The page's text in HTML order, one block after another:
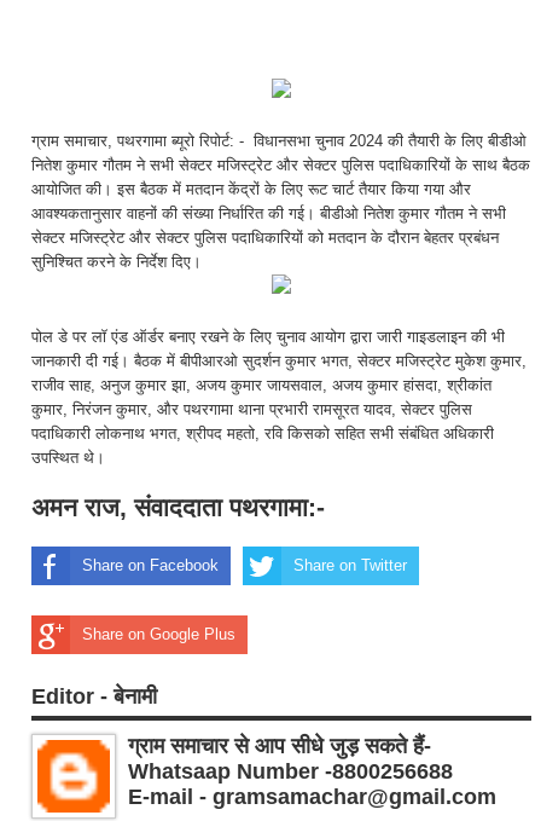
ग्राम समाचार, पथरगामा ब्यूरो रिपोर्ट: - विधानसभा चुनाव 2024 की तैयारी के लिए बीडीओ
नितेश कुमार गौतम ने सभी सेक्टर मजिस्ट्रेट और सेक्टर पुलिस पदाधिकारियों के साथ बैठक
आयोजित की। इस बैठक में मतदान केंद्रों के लिए रूट चार्ट तैयार किया गया और
आवश्यकतानुसार वाहनों की संख्या निर्धारित की गई। बीडीओ नितेश कुमार गौतम ने सभी
सेक्टर मजिस्ट्रेट और सेक्टर पुलिस पदाधिकारियों को मतदान के दौरान बेहतर प्रबंधन
सुनिश्चित करने के निर्देश दिए।
पोल डे पर लॉ एंड ऑर्डर बनाए रखने के लिए चुनाव आयोग द्वारा जारी गाइडलाइन की भी
जानकारी दी गई। बैठक में बीपीआरओ सुदर्शन कुमार भगत, सेक्टर मजिस्ट्रेट मुकेश कुमार,
राजीव साह, अनुज कुमार झा, अजय कुमार जायसवाल, अजय कुमार हांसदा, श्रीकांत
कुमार, निरंजन कुमार, और पथरगामा थाना प्रभारी रामसूरत यादव, सेक्टर पुलिस
पदाधिकारी लोकनाथ भगत, श्रीपद महतो, रवि किसको सहित सभी संबंधित अधिकारी
उपस्थित थे।
अमन राज, संवाददाता पथरगामा:-
Share on Facebook Share on Twitter
Share on Google Plus
Editor - बेनामी
ग्राम समाचार से आप सीधे जुड़ सकते हैं-
Whatsaap Number -8800256688
E-mail - gramsamachar@gmail.com